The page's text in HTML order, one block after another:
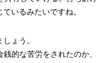
いるみたいですね。
ょう。
的な苦労をされたのか